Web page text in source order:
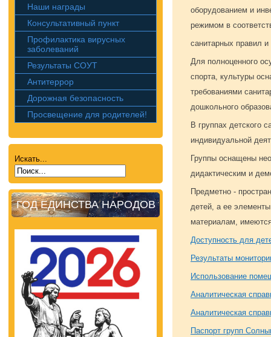
Наши награды
Консультативный пункт
Профилактика вирусных
заболеваний
Результаты СОУТ
Антитеррор
Дорожная безопасность
Просвещение для родителей!
Искать...
ГОД ЕДИНСТВА НАРОДОВ
оборудованием и
режимом в
санитарных правил
Для полноценного
спорта, культуры
требованиями
дошкольного
В группах детского
индивидуальной
Группы оснащены
дидактическим и
Предметно -
детей, а ее
материалам,
Доступность для
Результаты
Использование
Аналитическая
Аналитическая
Паспорт групп